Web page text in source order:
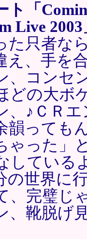
ト「
Live 2003
た只者な
え、手を
、コンセ
どの大ボ
、♪ＣＲ
韻っても
ゃった」
している
の世界に
、完璧じ
、靴脱げ